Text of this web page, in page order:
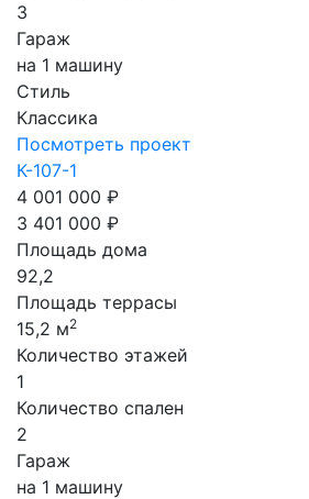
3
Гараж
на 1 машину
Стиль
Классика
Посмотреть проект
К-107-1
4 001 000 ₽
3 401 000 ₽
Площадь дома
92,2
Площадь террасы
15,2 м2
Количество этажей
1
Количество спален
2
Гараж
на 1 машину